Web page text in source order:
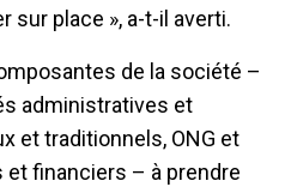
sur place », a-t-il averti.
de la société –
administratives et
et traditionnels, ONG et
financiers – à prendre